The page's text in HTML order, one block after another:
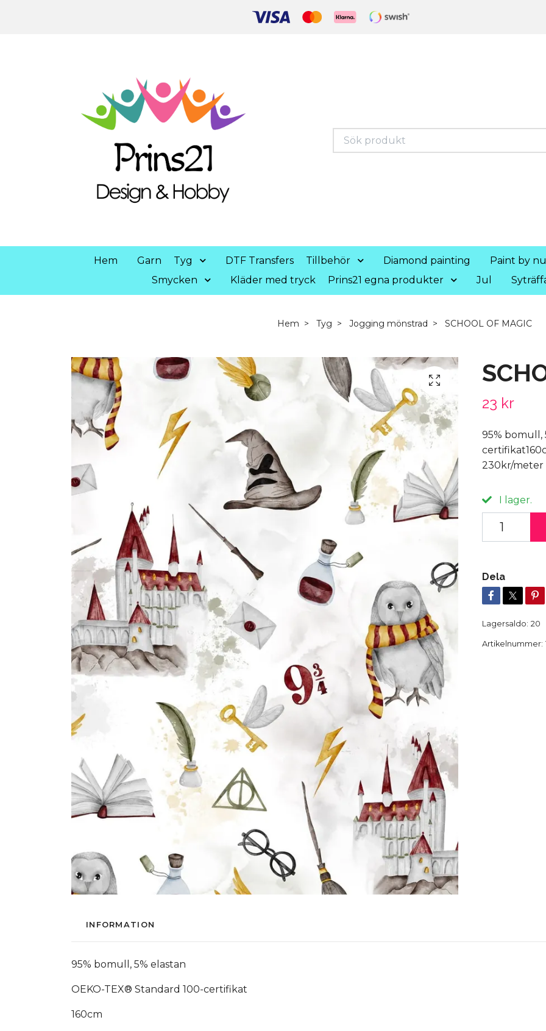
Hem Garn Tyg DTF Transfers Tillbehör Diamond painting
Paint by
Smycken
Kläder med tryck Prins21 egna produkter Jul
Hem Tyg Jogging mönstrad SCHOOL OF MAGIC
23 kr
95% bomull,
230kr/meter
I lager.
Dela
Lagersaldo: 20
Artikelnummer:
INFORMATION
95% bomull, 5% elastan
OEKO-TEX® Standard 100-certifikat
160cm